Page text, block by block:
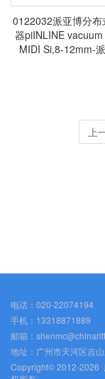
0122032派亚博分布
器piINLINE
MIDI Si,8-12mm-
上
电话：020-22074194
手机：13318871889
邮箱：
地址：广州市天河区吉
Copyright© 2012-2026